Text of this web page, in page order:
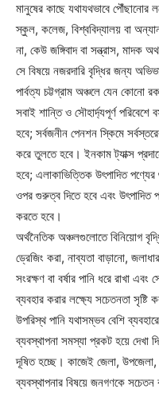
মানুষের কাছে যথাযথভাবে পৌঁছানোর
স্কুল, কলেজ, বিশ্ববিদ্যালয় বা
না, কেউ জঙ্গিবাদ বা সন্ত্রাস, মাদক
সে বিষয়ে নজরদারি বৃদ্ধির জন্য
পার্বত্য চট্টগ্রাম অঞ্চলে যেন কোনো
সবাই শান্তি ও সৌহার্দ্যপূর্ণ পরিবেশে
হবে; সর্বজনীন পেনশন স্কিমে
করে তুলতে হবে। ইনকাম ট্যাক্স
হবে; এলাকাভিত্তিক উৎপাদিত
ওপর গুরুত্ব দিতে হবে এবং উৎপাদিত
করতে হবে।
অর্থনৈতিক অঞ্চলগুলোতে বিনিয়োগ
ড্রেজিং করা, নাব্যতা বাড়ানো,
সংরক্ষণ বা বর্ষার পানি ধরে রাখা
ব্যবহার করার লক্ষ্যে সচেতনতা
উপরিস্থ পানি যথাসম্ভব বেশি
ব্যবস্থাপনা সমস্যা প্রকট হয়ে দেখা
দূষিত হচ্ছে। কাজেই জেলা, উপজেলা,
ব্যবস্থাপনার বিষয়ে জনগণকে সচেতন